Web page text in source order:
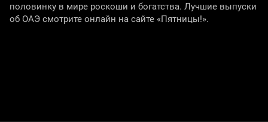
половинку в мире роскоши и богатства. Лучшие выпуски
об ОАЭ смотрите онлайн на сайте «Пятницы!».